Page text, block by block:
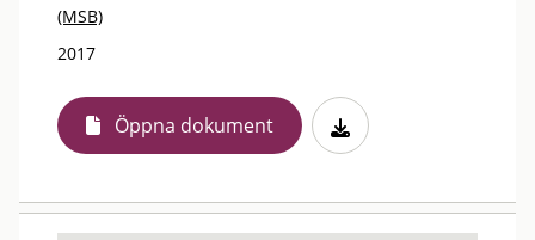
(MSB)
2017
Öppna dokument